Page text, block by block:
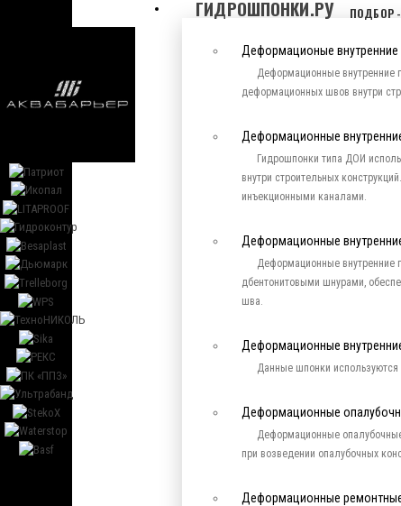
ГИДРОШПОНКИ.РУ ПОДБОР
Деформационые внутренние
Деформационные внутренние
деформационных швов внутри
Деформационные
Гидрошпонки типа ДОИ
внутри строительных
инъекционными каналами.
Деформационные
Деформационные внутренние
дбентонитовыми шнурами,
шва.
Деформационные
Данные шпонки
Деформационные
Деформационные
при возведении опалубочных
Деформационные